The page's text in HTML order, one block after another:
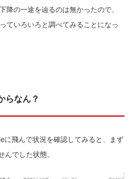
降の一途を辿るのは無かったので、
ていろいろと調べてみることになっ
らなん？
に飛んで状況を確認してみると、まず
でした状態。